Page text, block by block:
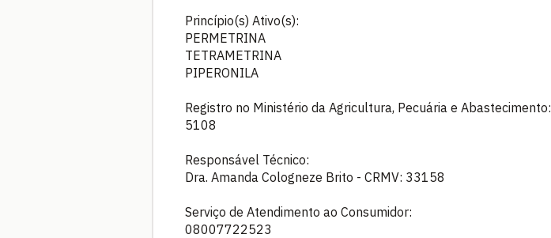
Princípio(s) Ativo(s):
PERMETRINA
TETRAMETRINA
PIPERONILA
Registro no Ministério da Agricultura, Pecuária e Abastecimento:
5108
Responsável Técnico:
Dra. Amanda Cologneze Brito - CRMV: 33158
Serviço de Atendimento ao Consumidor:
08007722523